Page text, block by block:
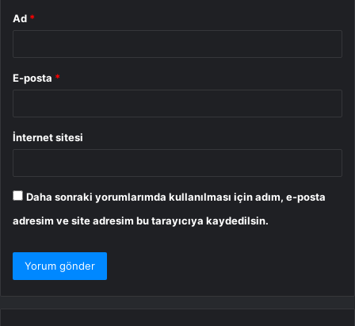
Ad *
E-posta *
İnternet sitesi
Daha sonraki yorumlarımda kullanılması için adım, e-posta
adresim ve site adresim bu tarayıcıya kaydedilsin.